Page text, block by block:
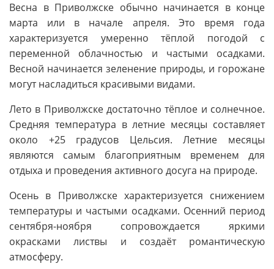
Весна в Приволжске обычно начинается в конце
марта или в начале апреля. Это время года
характеризуется умеренно тёплой погодой с
переменной облачностью и частыми осадками.
Весной начинается зеленение природы, и горожане
могут насладиться красивыми видами.
Лето в Приволжске достаточно тёплое и солнечное.
Средняя температура в летние месяцы составляет
около +25 градусов Цельсия. Летние месяцы
являются самым благоприятным временем для
отдыха и проведения активного досуга на природе.
Осень в Приволжске характеризуется снижением
температуры и частыми осадками. Осенний период
сентября-ноября сопровождается яркими
окрасками листвы и создаёт романтическую
атмосферу.